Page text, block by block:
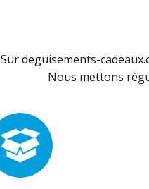
Sur deguisements-
Nous mettons